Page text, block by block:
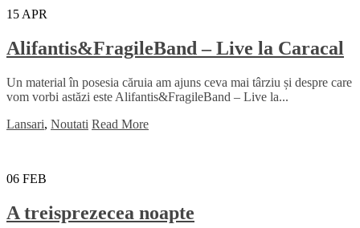
15 APR
Alifantis&FragileBand – Live la Caracal
Un material în posesia căruia am ajuns ceva mai târziu și despre care
vom vorbi astăzi este Alifantis&FragileBand – Live la...
Lansari, Noutati Read More
06 FEB
A treisprezecea noapte